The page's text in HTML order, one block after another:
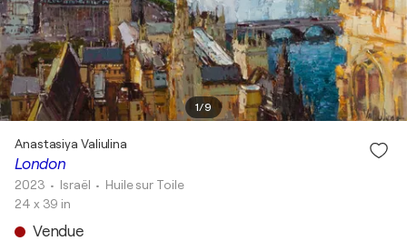
1/9
London
Anastasiya Valiulina
2023 • Israël • Huile sur Toile
24 x 39 in
Vendue